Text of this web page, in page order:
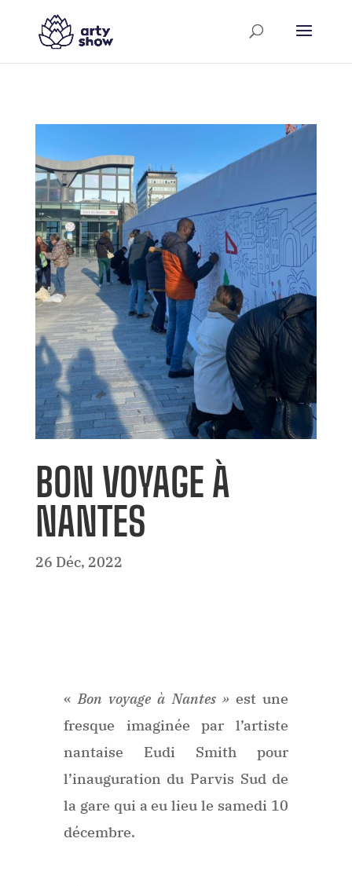
BON VOYAGE À
NANTES
26 Déc, 2022
«Bon voyage à Nantes »est une
fresque imaginée par l’artiste
nantaise Eudi Smith pour
l’inauguration du Parvis Sud de
la gare qui a eu lieu le samedi 10
décembre.